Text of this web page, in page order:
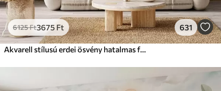
6125Ft3675 Ft 631
Akvarell stílusú erdei ösvény hatalmas fák között